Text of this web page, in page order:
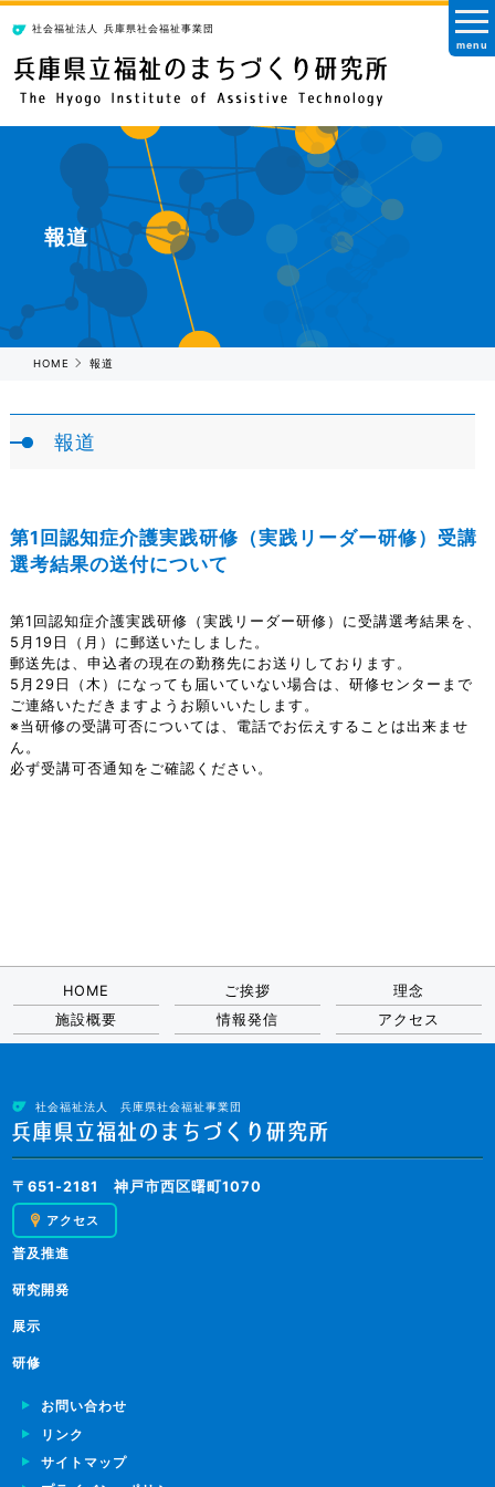
社会福祉法人
兵庫県社会福祉事業団
menu
報道
HOME 報道
報道
第1回認知症介護実践研修（実践リーダー研修）受講
選考結果の送付について
第1回認知症介護実践研修（実践リーダー研修）に受講選考結果を、
5月19日（月）に郵送いたしました。
郵送先は、申込者の現在の勤務先にお送りしております。
5月29日（木）になっても届いていない場合は、研修センターまで
ご連絡いただきますようお願いいたします。
※当研修の受講可否については、電話でお伝えすることは出来ませ
ん。
必ず受講可否通知をご確認ください。
HOME ご挨拶
理念
施設概要
情報発信 アクセス
社会福祉法人 兵庫県社会福祉事業団
〒651-2181 神戸市西区曙町1070
アクセス
普及推進
研究開発
展示
研修
お問い合わせ
リンク
サイトマップ